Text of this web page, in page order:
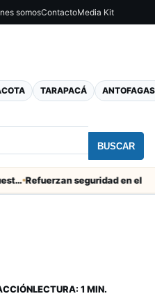
somosContactoMedia Kit
TARAPACÁ
BUSCAR
seguridad en el
LECTURA: 1 MIN.